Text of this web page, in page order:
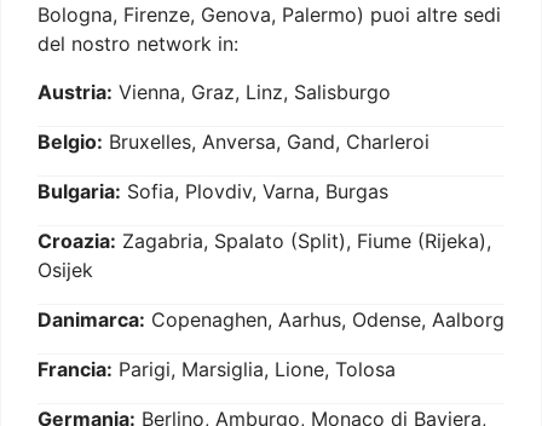
Bologna, Firenze, Genova, Palermo) puoi altre sedi
del nostro network in:
Austria: Vienna, Graz, Linz, Salisburgo
Belgio: Bruxelles, Anversa, Gand, Charleroi
Bulgaria: Sofia, Plovdiv, Varna, Burgas
Croazia: Zagabria, Spalato (Split), Fiume (Rijeka),
Osijek
Danimarca: Copenaghen, Aarhus, Odense, Aalborg
Francia: Parigi, Marsiglia, Lione, Tolosa
Germania: Berlino, Amburgo, Monaco di Baviera,